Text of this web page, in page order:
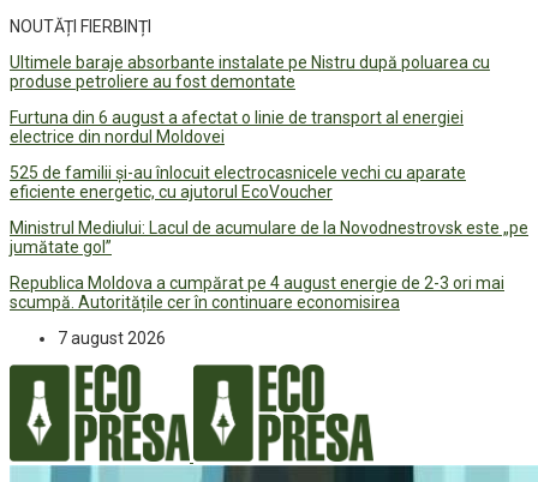
NOUTĂȚI FIERBINȚI
Ultimele baraje absorbante instalate pe Nistru după poluarea cu
produse petroliere au fost demontate
Furtuna din 6 august a afectat o linie de transport al energiei
electrice din nordul Moldovei
525 de familii și-au înlocuit electrocasnicele vechi cu aparate
eficiente energetic, cu ajutorul EcoVoucher
Ministrul Mediului: Lacul de acumulare de la Novodnestrovsk este „pe
jumătate gol”
Republica Moldova a cumpărat pe 4 august energie de 2-3 ori mai
scumpă. Autoritățile cer în continuare economisirea
7 august 2026